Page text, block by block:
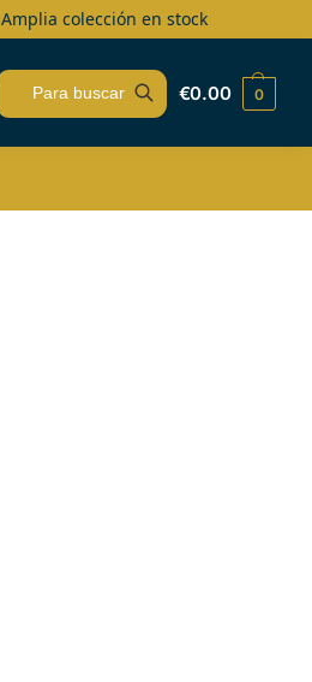
Amplia colección en stock
€0.00 0